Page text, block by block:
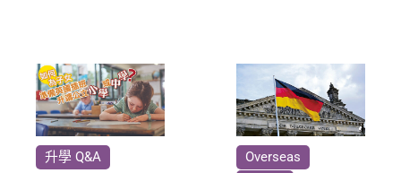
升學 Q&A
Overseas